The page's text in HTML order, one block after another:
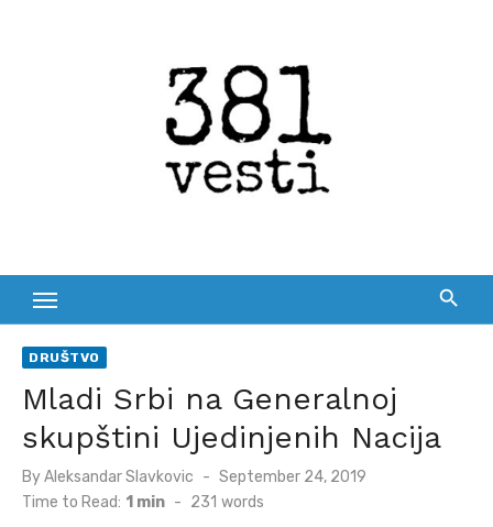
DRUŠTVO
Mladi Srbi na Generalnoj
skupštini Ujedinjenih Nacija
ByAleksandar Slavkovic
Posted
on
September 24, 2019
Time to Read: 1 min - 231 words